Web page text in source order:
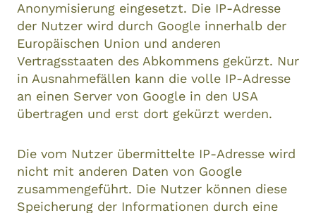
Anonymisierung eingesetzt. Die IP-Adresse
der Nutzer wird durch Google innerhalb der
Europäischen Union und anderen
Vertragsstaaten des Abkommens gekürzt. Nur
in Ausnahmefällen kann die volle IP-Adresse
an einen Server von Google in den USA
übertragen und erst dort gekürzt werden.
Die vom Nutzer übermittelte IP-Adresse wird
nicht mit anderen Daten von Google
zusammengeführt. Die Nutzer können diese
Speicherung der Informationen durch eine